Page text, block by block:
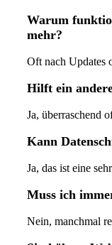
Warum
mehr?
Oft nach Updates
Hilft ein
Ja, überraschend
Kann
Ja, das ist eine
Muss ich
Nein, manchmal